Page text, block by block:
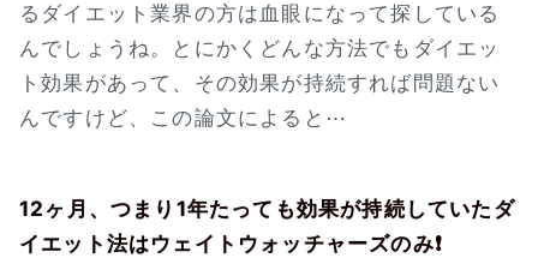
るダイエット業界の方は血眼になって探している
んでしょうね。とにかくどんな方法でもダイエッ
ト効果があって、その効果が持続すれば問題ない
んですけど、この論文によると⋯
12ヶ月、つまり1年たっても効果が持続していたダ
イエット法はウェイトウォッチャーズのみ❗